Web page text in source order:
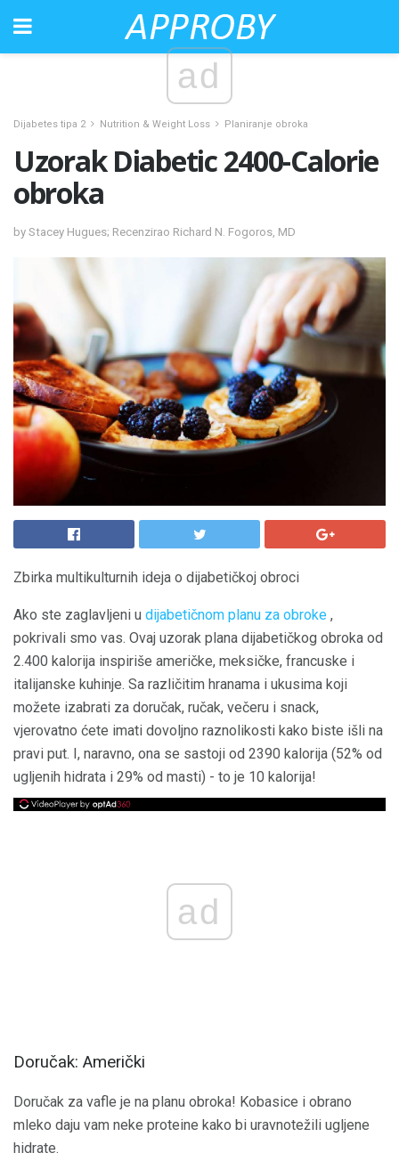
ad
Dijabetes tipa 2 Nutrition & Weight Loss Planiranje obroka
Uzorak Diabetic 2400-Calorie
obroka
by Stacey Hugues; Recenzirao Richard N. Fogoros, MD
Zbirka multikulturnih ideja o dijabetičkoj obroci
Ako ste zaglavljeni u dijabetičnom planu za obroke ,
pokrivali smo vas. Ovaj uzorak plana dijabetičkog obroka od
2.400 kalorija inspiriše američke, meksičke, francuske i
italijanske kuhinje. Sa različitim hranama i ukusima koji
možete izabrati za doručak, ručak, večeru i snack,
vjerovatno ćete imati dovoljno raznolikosti kako biste išli na
pravi put. I, naravno, ona se sastoji od 2390 kalorija (52% od
ugljenih hidrata i 29% od masti) - to je 10 kalorija!
ad
Doručak: Američki
Doručak za vafle je na planu obroka! Kobasice i obrano
mleko daju vam neke proteine ​​kako bi uravnotežili ugljene
hidrate.